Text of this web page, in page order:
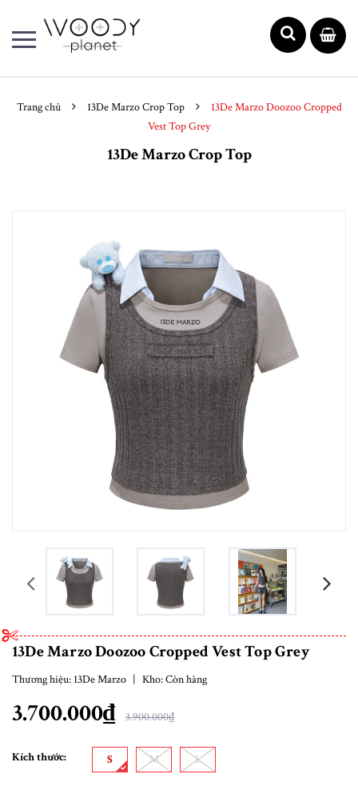
Trang chủ 13De Marzo Crop Top
13De Marzo Doozoo Cropped
Vest Top Grey
13De Marzo Crop Top
prev
13De Marzo Doozoo Cropped Vest Top Grey
Thương hiệu: 13De Marzo | Kho:Còn hàng
3.700.000₫ 3.900.000₫
Kích thước: S M L